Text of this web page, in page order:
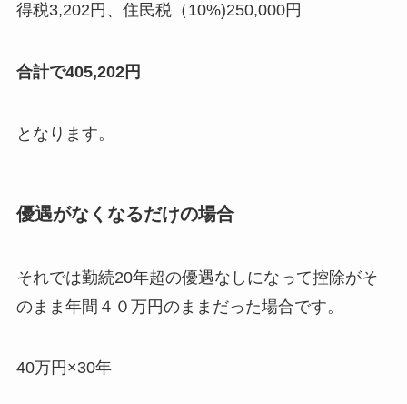
得税3,202円、住民税（10%)250,000円
合計で405,202円
となります。
優遇がなくなるだけの場合
それでは勤続20年超の優遇なしになって控除がそ
のまま年間４０万円のままだった場合です。
40万円×30年